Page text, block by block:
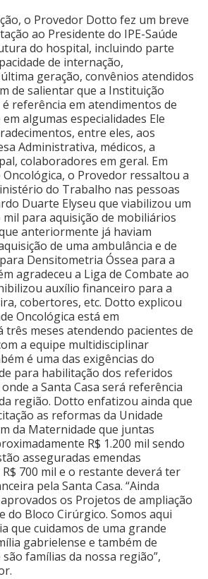
o Provedor Dotto fez um breve
ao Presidente do IPE-Saúde
do hospital, incluindo parte
de internação,
geração, convênios atendidos
de salientar que a Instituição
referência em atendimentos de
algumas especialidades Ele
entre eles, aos
Administrativa, médicos, a
colaboradores em geral. Em
Oncológica, o Provedor ressaltou a
do Trabalho nas pessoas
Duarte Elyseu que viabilizou um
mil para aquisição de mobiliários
anteriormente já haviam
de uma ambulância e de
Densitometria Óssea para a
agradeceu a Liga de Combate ao
auxílio financeiro para a
cobertores, etc. Dotto explicou
Oncológica está em
meses atendendo pacientes de
a equipe multidisciplinar
é uma das exigências do
para habilitação dos referidos
a Santa Casa será referência
região. Dotto enfatizou ainda que
as reformas da Unidade
da Maternidade que juntas
R$ 1.200 mil sendo
asseguradas emendas
700 mil e o restante deverá ter
pela Santa Casa. “Ainda
os Projetos de ampliação
do Bloco Cirúrgico. Somos aqui
que cuidamos de uma grande
gabrielense e também de
famílias da nossa região”,